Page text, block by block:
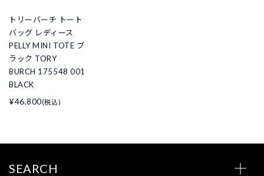
トリーバーチ トート
バッグ レディース
PELLY MINI TOTE ブ
ラック TORY
BURCH 175548 001
BLACK
¥46,800(税込)
SEARCH